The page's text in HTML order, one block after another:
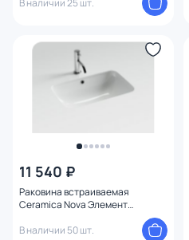
В наличии 25 шт.
11 540 ₽
Раковина встраиваемая
Ceramica Nova Элемент
В наличии 50 шт.